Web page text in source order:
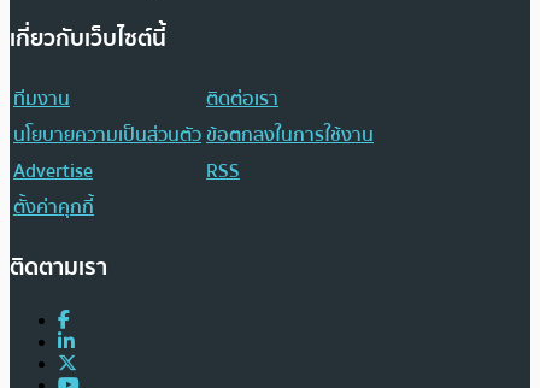
เกี่ยวกับเว็บไซต์นี้
ทีมงาน
ติดต่อเรา
นโยบายความเป็นส่วนตัวข้อตกลงในการใช้งาน
Advertise
RSS
ตั้งค่าคุกกี้
ติดตามเรา